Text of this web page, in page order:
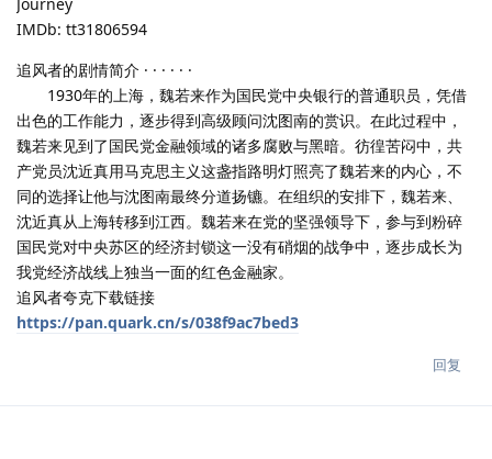
IMDb: tt31806594
追风者的剧情简介 · · · · · ·
1930年的上海，魏若来作为国民党中央银行的普通职员，凭借
出色的工作能力，逐步得到高级顾问沈图南的赏识。在此过程中，
魏若来见到了国民党金融领域的诸多腐败与黑暗。彷徨苦闷中，共
产党员沈近真用马克思主义这盏指路明灯照亮了魏若来的内心，不
同的选择让他与沈图南最终分道扬镳。在组织的安排下，魏若来、
沈近真从上海转移到江西。魏若来在党的坚强领导下，参与到粉碎
国民党对中央苏区的经济封锁这一没有硝烟的战争中，逐步成长为
我党经济战线上独当一面的红色金融家。
追风者夸克下载链接
https://pan.quark.cn/s/038f9ac7bed3
回复